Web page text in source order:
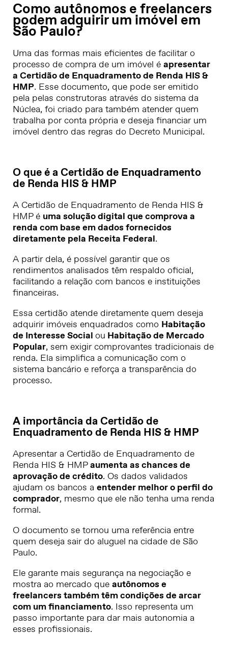
Como autônomos e freelancers
podem adquirir um imóvel em
São Paulo?
Uma das formas mais eficientes de facilitar o
processo de compra de um imóvel é apresentar
a Certidão de Enquadramento de Renda HIS &
HMP. Esse documento, que pode ser emitido
pela pelas construtoras através do sistema da
Núclea, foi criado para também atender quem
trabalha por conta própria e deseja financiar um
imóvel dentro das regras do Decreto Municipal.
O que é a Certidão de Enquadramento
de Renda HIS & HMP
A Certidão de Enquadramento de Renda HIS &
HMP é uma solução digital que comprova a
renda com base em dados fornecidos
diretamente pela Receita Federal.
A partir dela, é possível garantir que os
rendimentos analisados têm respaldo oficial,
facilitando a relação com bancos e instituições
financeiras.
Essa certidão atende diretamente quem deseja
adquirir imóveis enquadrados como Habitação
de Interesse Social ou Habitação de Mercado
Popular, sem exigir comprovantes tradicionais de
renda. Ela simplifica a comunicação com o
sistema bancário e reforça a transparência do
processo.
A importância da Certidão de
Enquadramento de Renda HIS & HMP
Apresentar a Certidão de Enquadramento de
Renda HIS & HMPaumenta as chances de
aprovação de crédito. Os dados validados
ajudam os bancos a entender melhor o perfil do
comprador, mesmo que ele não tenha uma renda
formal.
O documento se tornou uma referência entre
quem deseja sair do aluguel na cidade de São
Paulo.
Ele garante mais segurança na negociação e
mostra ao mercado que autônomos e
freelancers também têm condições de arcar
com um financiamento. Isso representa um
passo importante para dar mais autonomia a
esses profissionais.